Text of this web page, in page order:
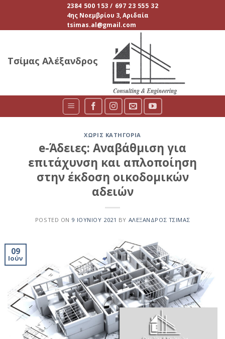
content
2384 500 153 / 697 23 555 32
4ης Νοεμβρίου 3, Αριδαία
tsimas.al@gmail.com
Τσίμας Αλέξανδρος
ΧΩΡΊΣ ΚΑΤΗΓΟΡΊΑ
e-Άδειες: Αναβάθμιση για
επιτάχυνση και απλοποίηση
στην έκδοση οικοδομικών
αδειών
POSTED ON 9 ΙΟΥΝΊΟΥ 2021 BY ΑΛΈΞΑΝΔΡΟΣ ΤΣΊΜΑΣ
09
Ιούν